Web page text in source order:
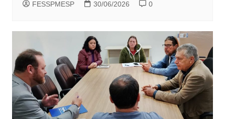
FESSPMESP 30/06/2026 0